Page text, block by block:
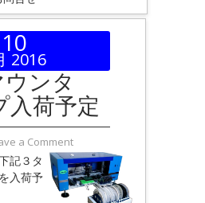
10
2016
ウンタ
入荷予定
a Comment
記３タ
入荷予